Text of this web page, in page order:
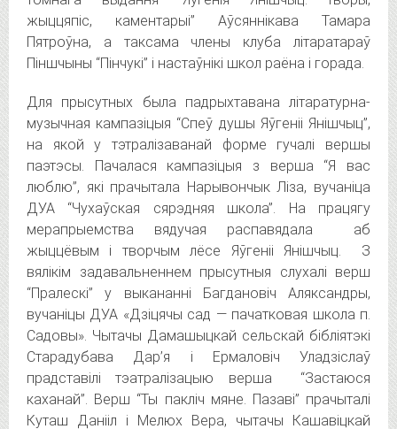
жыццяпіс, каментарыі” Аўсяннікава Тамара
Пятроўна, а таксама члены клуба літаратараў
Піншчыны “Пінчукі” і настаўнікі школ раёна і горада.
Для прысутных была падрыхтавана літаратурна-
музычная кампазіцыя “Спеў душы Яўгеніі Янішчыц”,
на якой у тэтралізаванай форме гучалі вершы
паэтэсы. Пачалася кампазіцыя з верша “Я вас
люблю”, які прачытала Нарывончык Ліза, вучаніца
ДУА “Чухаўская сярэдняя школа”. На працягу
мерапрыемства вядучая распавядала аб
жыццёвым і творчым лёсе Яўгеніі Янішчыц. З
вялікім задавальненнем прысутныя слухалі верш
“Пралескі” у выкананні Багдановіч Аляксандры,
вучаніцы ДУА «Дзіцячы сад — пачатковая школа п.
Садовы». Чытачы Дамашыцкай сельскай бібліятэкі
Старадубава Дар’я і Ермаловіч Уладзіслаў
прадставілі тэатралізацыю верша “Застаюся
каханай”. Верш “Ты пакліч мяне. Пазаві” прачыталі
Куташ Данііл і Мелюх Вера, чытачы Кашавіцкай